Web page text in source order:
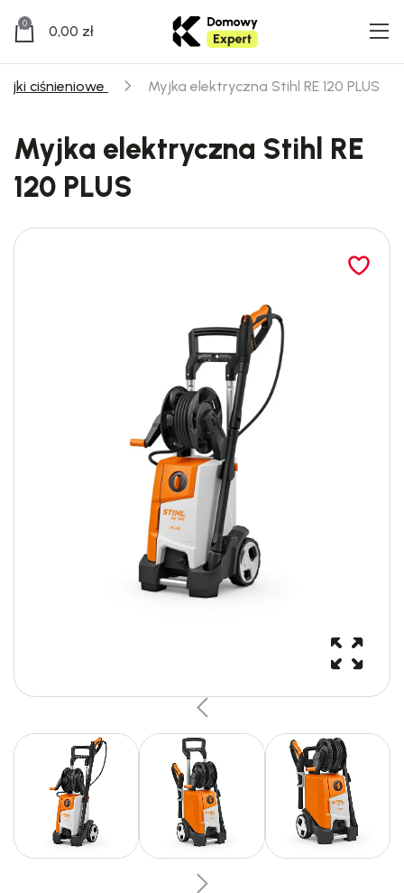
0 0,00 zł
ciśnieniowe Myjka elektryczna Stihl RE 120 PLUS
Myjka elektryczna Stihl RE
120 PLUS